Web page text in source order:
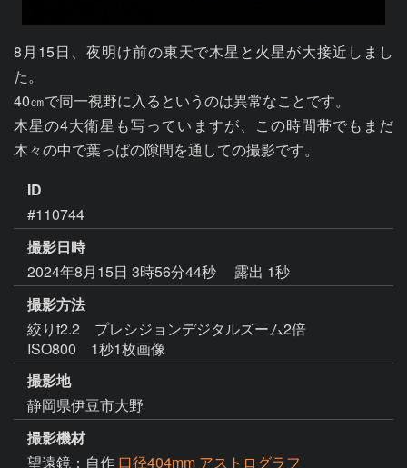
8月15日、夜明け前の東天で木星と火星が大接近しまし
た。
40㎝で同一視野に入るというのは異常なことです。
木星の4大衛星も写っていますが、この時間帯でもまだ
ID
#110744
撮影日時
2024年8月15日 3時56分44秒
露出 1秒
撮影方法
絞りf2.2 プレシジョンデジタルズーム2倍
ISO800 1秒1枚画像
撮影地
静岡県伊豆市大野
撮影機材
望遠鏡：自作 口径404mm アストログラフ